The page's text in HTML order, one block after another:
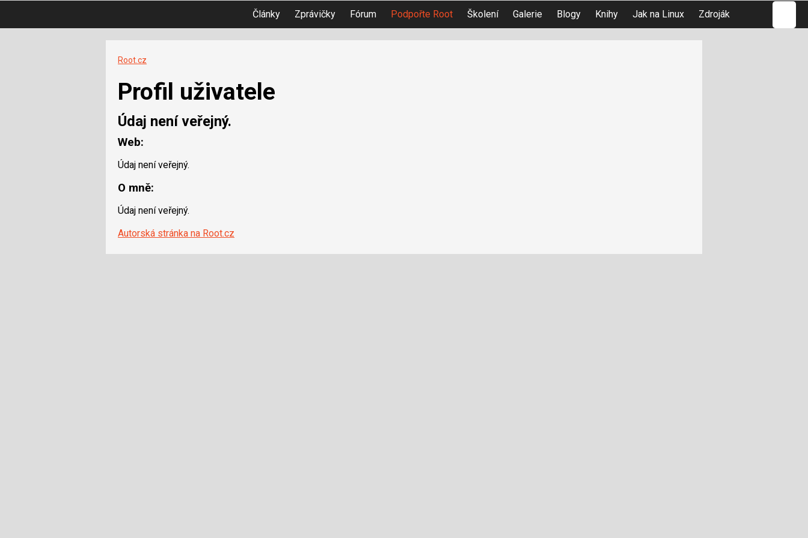
Články Zprávičky Fórum Podpořte Root Školení Galerie Blogy Knihy Jak na Linux Zdroják
Root.cz
Profil uživatele
Údaj není veřejný.
Web:
Údaj není veřejný.
O mně:
Údaj není veřejný.
Autorská stránka na Root.cz